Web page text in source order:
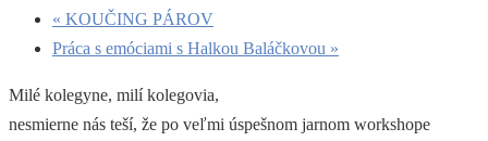
« KOUČING PÁROV
Práca s emóciami s Halkou Baláčkovou »
Milé kolegyne, milí kolegovia,
nesmierne nás teší, že po veľmi úspešnom jarnom workshope